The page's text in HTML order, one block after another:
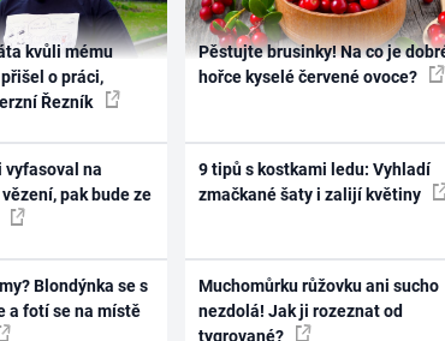
kvůli mému
o práci,
Řezník
vyfasoval na
pak bude ze
Blondýnka se s
a fotí se na místě
Pěstujte brusinky! Na co je
hořce kyselé červené ovoce?
9 tipů s kostkami ledu: Vyhladí
zmačkané šaty i zalijí květiny
Muchomůrku růžovku ani sucho
nezdolá! Jak ji rozeznat od
tygrované?